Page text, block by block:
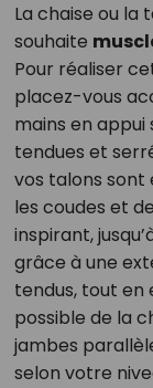
La chaise ou la
souhaite
Pour réaliser
placez-vous
mains en appui
tendues et
vos talons sont
les coudes et
inspirant,
grâce à une
tendus, tout en
possible de la
jambes
selon votre